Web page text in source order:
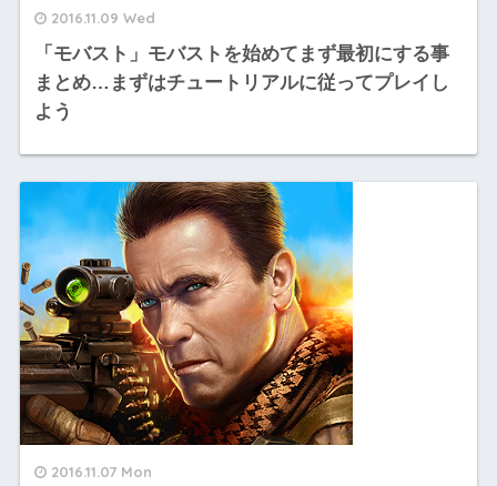
2016.11.09 Wed
「モバスト」モバストを始めてまず最初にする事
まとめ…まずはチュートリアルに従ってプレイし
よう
2016.11.07 Mon